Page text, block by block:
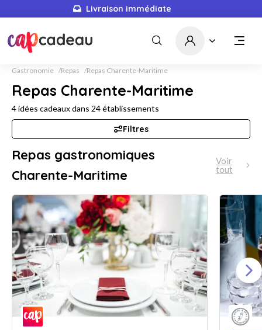
Livraison immédiate
5680idées cadeaux
Gastronomie Repas Repas Charente-Maritime
Repas Charente-Maritime
4idées cadeaux dans 24établissements
Filtres
Repas gastronomiques
Charente-Maritime
Voir
tout